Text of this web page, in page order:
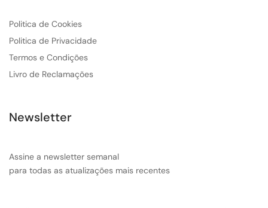
Politica de Cookies
Politica de Privacidade
Termos e Condições
Livro de Reclamações
Newsletter
Assine a newsletter semanal
para todas as atualizações mais recentes